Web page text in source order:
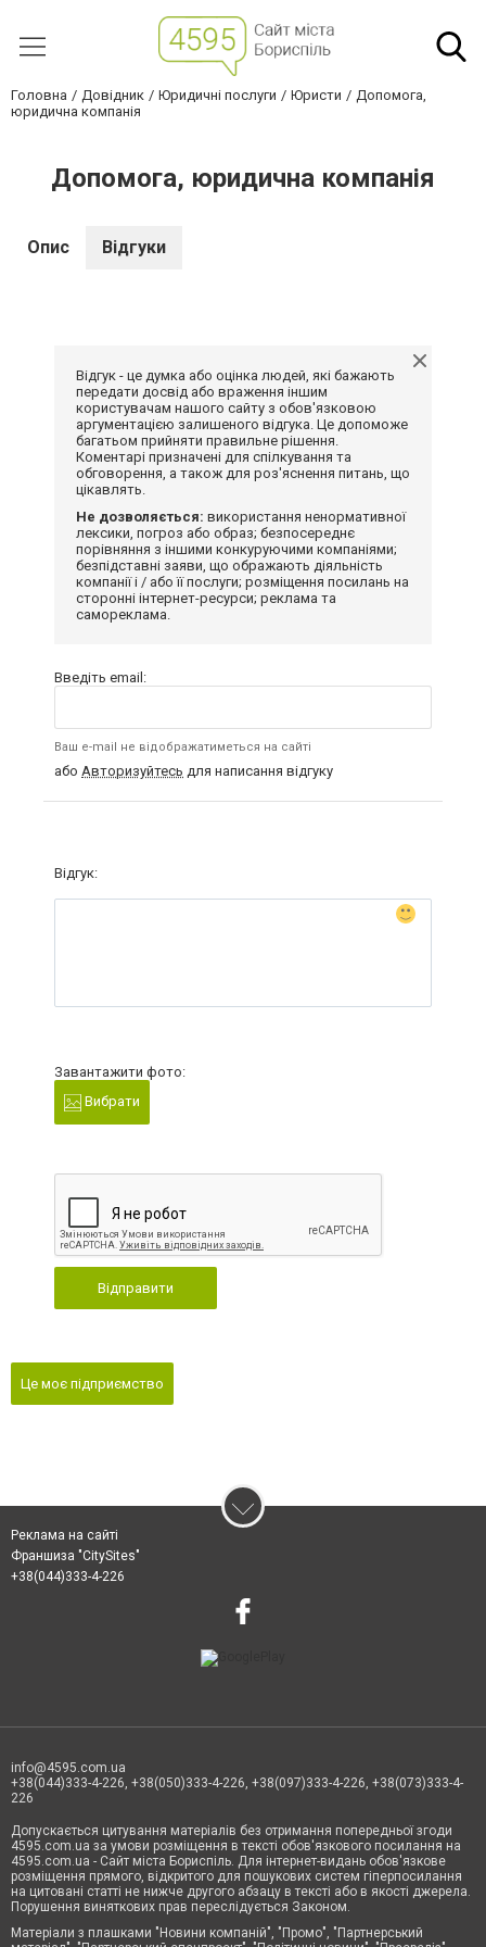
Головна Довідник Юридичні послуги Юристи
Допомога,
юридична компанія
Допомога, юридична компанія
Опис Відгуки
Відгук - це думка або оцінка людей, які бажають
передати досвід або враження іншим
користувачам нашого сайту з обов'язковою
аргументацією залишеного відгука. Це допоможе
багатьом прийняти правильне рішення.
Коментарі призначені для спілкування та
обговорення, а також для роз'яснення питань, що
цікавлять.
Не дозволяється: використання ненормативної
лексики, погроз або образ; безпосереднє
порівняння з іншими конкуруючими компаніями;
безпідставні заяви, що ображають діяльність
компанії і / або її послуги; розміщення посилань на
сторонні інтернет-ресурси; реклама та
самореклама.
Введіть email:
Ваш e-mail не відображатиметься на сайті
або Авторизуйтесь для написання відгуку
Відгук:
Завантажити фото:
Вибрати
Відправити
Це моє підприємство
Реклама на сайті
Франшиза "CitySites"
+38(044)333-4-226
info@4595.com.ua
+38(044)333-4-226, +38(050)333-4-226, +38(097)333-4-226, +38(073)333-4-
226
Допускається цитування матеріалів без отримання попередньої згоди
4595.com.ua за умови розміщення в тексті обов'язкового посилання на
4595.com.ua - Сайт міста Бориспіль. Для інтернет-видань обов'язкове
розміщення прямого, відкритого для пошукових систем гіперпосилання
на цитовані статті не нижче другого абзацу в тексті або в якості джерела.
Порушення виняткових прав переслідується Законом.
Матеріали з плашками "Новини компаній", "Промо", "Партнерський